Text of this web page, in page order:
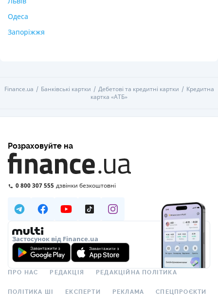
Одеса
Запоріжжя
Finance.ua Банківські картки Дебетові та кредитні картки
Кредитна
картка «АТБ»
Розраховуйте на
0 800 307 555 дзвінки безкоштовні
Застосунок від Finance.ua
ПРО НАС РЕДАКЦІЯ РЕДАКЦІЙНА ПОЛІТИКА
ПОЛІТИКА ШІ ЕКСПЕРТИ РЕКЛАМА СПЕЦПРОЄКТИ